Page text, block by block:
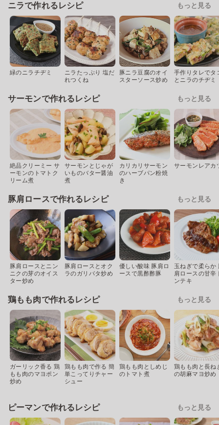
ニラで作れるレシピ もっと見る
緑のニラチヂミ
ニラたっぷり 塩だ
れつくね
豚ニラ豆腐のオイ
スターソース炒め
手作りタレでタ
とニラのチヂミ
サーモンで作れるレシピ もっと見る
絶品クリーミー サ
ーモンのトマトク
リーム煮
サーモンとじゃが
いものバター醤油
煮
カリカリサーモン
のハーブパン粉焼
き
サーモンレアカ
豚肩ロースで作れるレシピ もっと見る
豚肩ロースとニン
ニクの芽のオイス
ター炒め
豚肩ロースとオク
ラのガリバタ炒め
優しい酸味 豚肩ロ
ースで黒酢酢豚
玉ねぎで柔らか
肩ロースの甘辛
ンテキ
鶏もも肉で作れるレシピ もっと見る
ガーリック香る 鶏
もも肉のマヨポン
炒め
鶏もも肉で作る 簡
単こってりチャー
シュー
鶏もも肉としめじ
のトマト煮
鶏もも肉と長ね
の胡麻マヨ炒め
ピーマンで作れるレシピ もっと見る